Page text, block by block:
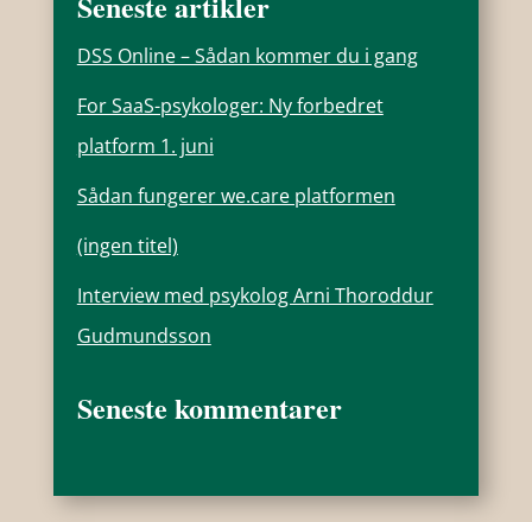
DSS Online – Sådan kommer du i gang
For SaaS-psykologer: Ny forbedret
platform 1. juni
Sådan fungerer we.care platformen
(ingen titel)
Interview med psykolog Arni Thoroddur
Gudmundsson
Seneste kommentarer